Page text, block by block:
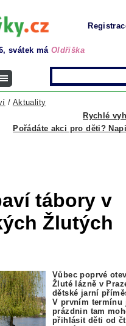
svátek má Oldřiška
Rychlé
/ Aktuality
Pořádáte akci pro děti?
tábory v
Žlutých
Vůbec poprvé
Žluté lázně v
dětské jarní
V prvním termínu
prázdnin tam
přihlásit děti od